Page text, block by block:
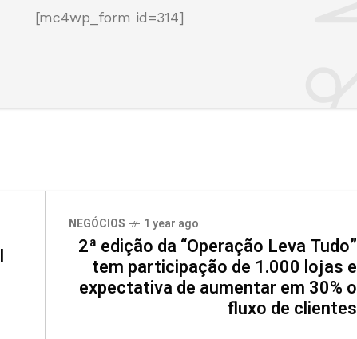
[mc4wp_form id=314]
NEGÓCIOS 1 year ago
2ª edição da “Operação Leva Tudo”
tem participação de 1.000 lojas e
expectativa de aumentar em 30% o
fluxo de clientes